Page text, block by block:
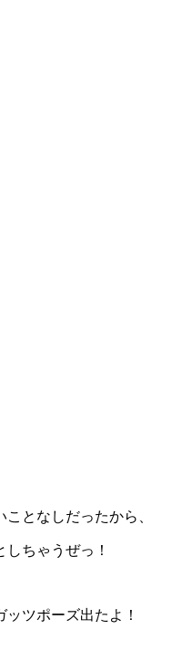
となしだったから、
ちゃうぜっ！
ツポーズ出たよ！